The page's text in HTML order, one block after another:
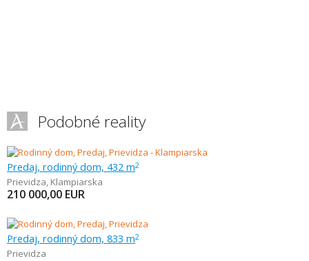
Podobné reality
Predaj, rodinný dom, 432 m2
Prievidza, Klampiarska
210 000,00 EUR
Predaj, rodinný dom, 833 m2
Prievidza